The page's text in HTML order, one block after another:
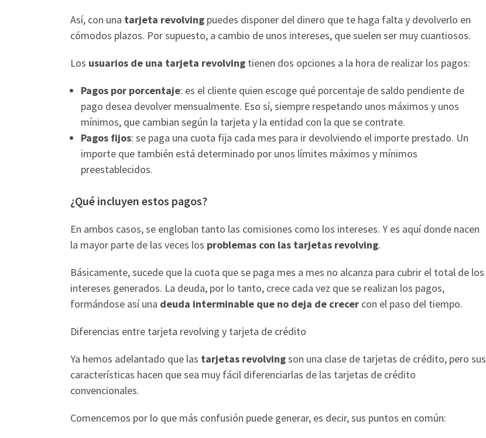
Así, con una tarjeta revolving puedes disponer del dinero que te haga falta y devolverlo en
cómodos plazos. Por supuesto, a cambio de unos intereses, que suelen ser muy cuantiosos.
Los usuarios de una tarjeta revolving tienen dos opciones a la hora de realizar los pagos:
Pagos por porcentaje: es el cliente quien escoge qué porcentaje de saldo pendiente de
pago desea devolver mensualmente. Eso sí, siempre respetando unos máximos y unos
mínimos, que cambian según la tarjeta y la entidad con la que se contrate.
Pagos fijos: se paga una cuota fija cada mes para ir devolviendo el importe prestado. Un
importe que también está determinado por unos límites máximos y mínimos
preestablecidos.
¿Qué incluyen estos pagos?
En ambos casos, se engloban tanto las comisiones como los intereses. Y es aquí donde nacen
la mayor parte de las veces los problemas con las tarjetas revolving.
Básicamente, sucede que la cuota que se paga mes a mes no alcanza para cubrir el total de los
intereses generados. La deuda, por lo tanto, crece cada vez que se realizan los pagos,
formándose así una deuda interminable que no deja de crecer con el paso del tiempo.
Diferencias entre tarjeta revolving y tarjeta de crédito
Ya hemos adelantado que las tarjetas revolvingson una clase de tarjetas de crédito, pero sus
características hacen que sea muy fácil diferenciarlas de las tarjetas de crédito
convencionales.
Comencemos por lo que más confusión puede generar, es decir, sus puntos en común: